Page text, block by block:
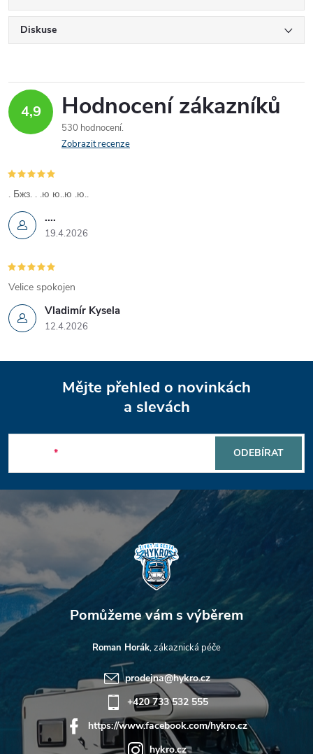
Diskuse
4,9 Hodnocení zákazníků
530 hodnocení
Zobrazit recenze
....
19.4.2026
. Бжз. . .ю ю..ю .ю..
Vladimír Kysela
12.4.2026
Velice spokojen
p
a
t
í
Mějte přehled o novinkách
a slevách
ODEBÍRAT
Roman Horák
prodejna@hykro.cz
+420 733 532 555
https://www.facebook.com/hykro.cz
hykro.cz